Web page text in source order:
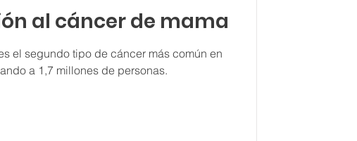
al cáncer de mama
el segundo tipo de cáncer más común en
a 1,7 millones de personas.